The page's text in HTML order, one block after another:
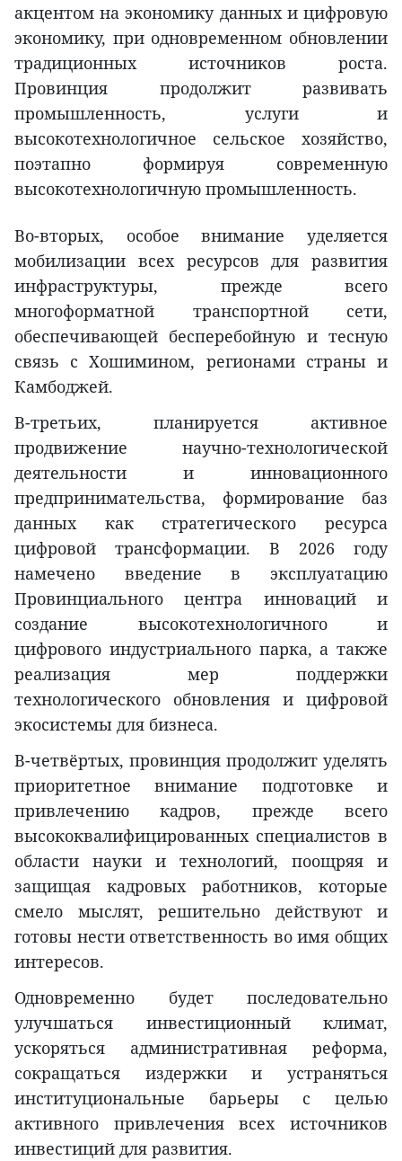
акцентом на экономику данных и цифровую
экономику, при одновременном обновлении
традиционных источников роста.
Провинция продолжит развивать
промышленность, услуги и
высокотехнологичное сельское хозяйство,
поэтапно формируя современную
высокотехнологичную промышленность.
Во-вторых, особое внимание уделяется
мобилизации всех ресурсов для развития
инфраструктуры, прежде всего
многоформатной транспортной сети,
обеспечивающей бесперебойную и тесную
связь с Хошимином, регионами страны и
Камбоджей.
В-третьих, планируется активное
продвижение научно-технологической
деятельности и инновационного
предпринимательства, формирование баз
данных как стратегического ресурса
цифровой трансформации. В 2026 году
намечено введение в эксплуатацию
Провинциального центра инноваций и
создание высокотехнологичного и
цифрового индустриального парка, а также
реализация мер поддержки
технологического обновления и цифровой
экосистемы для бизнеса.
В-четвёртых, провинция продолжит уделять
приоритетное внимание подготовке и
привлечению кадров, прежде всего
высококвалифицированных специалистов в
области науки и технологий, поощряя и
защищая кадровых работников, которые
смело мыслят, решительно действуют и
готовы нести ответственность во имя общих
интересов.
Одновременно будет последовательно
улучшаться инвестиционный климат,
ускоряться административная реформа,
сокращаться издержки и устраняться
институциональные барьеры с целью
активного привлечения всех источников
инвестиций для развития.